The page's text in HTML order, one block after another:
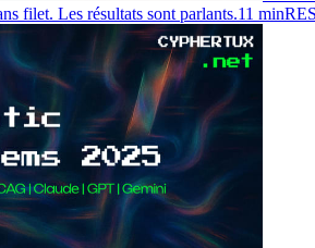
filet. Les résultats sont parlants.11 min